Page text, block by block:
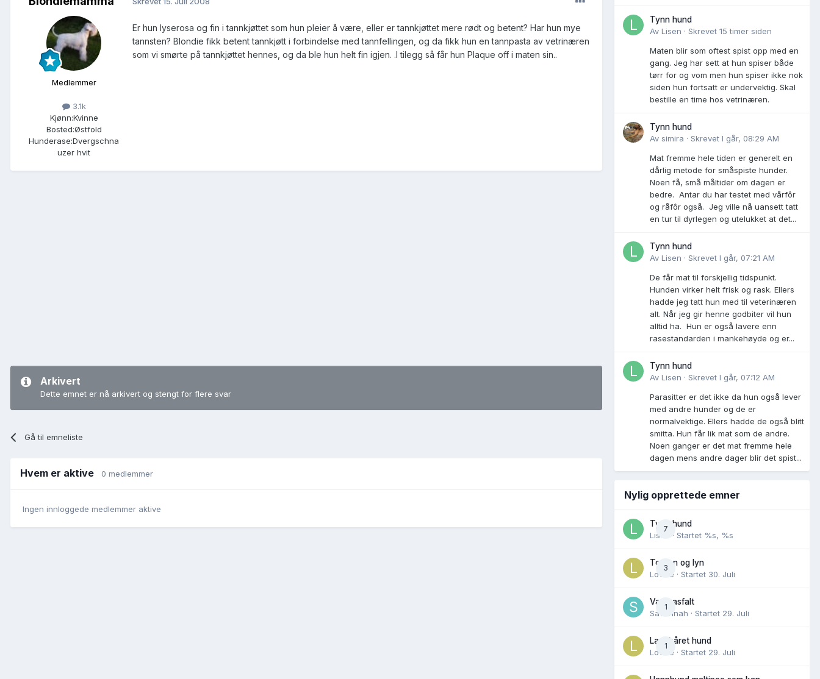
Medlemmer
3.1k
Kjønn:Kvinne
Bosted:Østfold
Hunderase:Dvergschna
uzer hvit
Er hun lyserosa og fin i tannkjøttet som hun pleier å være, eller er tannkjøttet mere rødt og betent? Har hun mye
tannsten? Blondie fikk betent tannkjøtt i forbindelse med tannfellingen, og da fikk hun en tannpasta av vetrinæren
som vi smørte på tannkjøttet hennes, og da ble hun helt fin igjen. .I tilegg så får hun Plaque off i maten sin..
Arkivert
Dette emnet er nå arkivert og stengt for flere svar
Gå til emneliste
Hvem er aktive 0 medlemmer
Ingen innloggede medlemmer aktive
Tynn hund
Av Lisen · Skrevet 15 timer siden
Maten blir som oftest spist opp med en
gang. Jeg har sett at hun spiser både
tørr for og vom men hun spiser ikke nok
siden hun fortsatt er undervektig. Skal
bestille en time hos vetrinæren.
Tynn hund
Av simira · Skrevet I går, 08:29 AM
Mat fremme hele tiden er generelt en
dårlig metode for småspiste hunder.
Noen få, små måltider om dagen er
bedre. Antar du har testet med vårfôr
og råfôr også. Jeg ville nå uansett tatt
en tur til dyrlegen og utelukket at det...
Tynn hund
Av Lisen · Skrevet I går, 07:21 AM
De får mat til forskjellig tidspunkt.
Hunden virker helt frisk og rask. Ellers
hadde jeg tatt hun med til veterinæren
alt. Når jeg gir henne godbiter vil hun
alltid ha. Hun er også lavere enn
rasestandarden i mankehøyde og er...
Tynn hund
Av Lisen · Skrevet I går, 07:12 AM
Parasitter er det ikke da hun også lever
med andre hunder og de er
normalvektige. Ellers hadde de også blitt
smitta. Hun får lik mat som de andre.
Noen ganger er det mat fremme hele
dagen mens andre dager blir det spist...
Nylig opprettede emner
7
Tynn hund
Lisen
· Startet %s, %s
3
Torden og lyn
Lovise · Startet 30. Juli
1
Varm asfalt
Savannah · Startet 29. Juli
1
Langhåret hund
Lovise · Startet 29. Juli